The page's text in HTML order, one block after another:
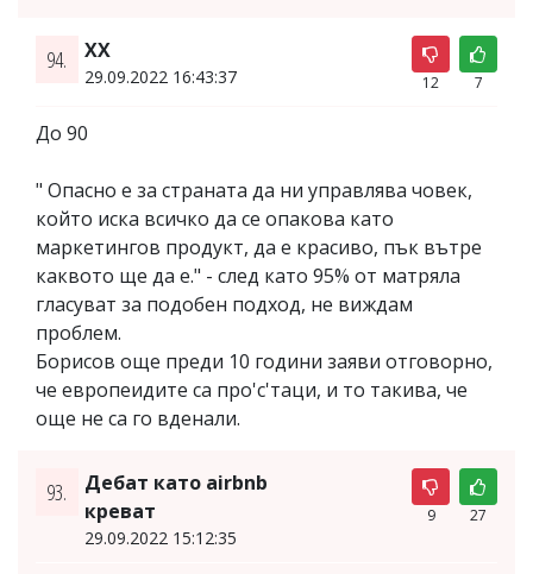
94. XX
29.09.2022 16:43:37 12 7
До 90
" Опасно е за страната да ни управлява човек,
който иска всичко да се опакова като
маркетингов продукт, да е красиво, пък вътре
каквото ще да е." - след като 95% от матряла
гласуват за подобен подход, не виждам
проблем.
Борисов още преди 10 години заяви отговорно,
че европеидите са про'с'таци, и то такива, че
още не са го вденали.
93.
Дебат като airbnb
креват
29.09.2022 15:12:35
9 27